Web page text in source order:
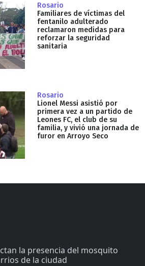
Rosario
Familiares de víctimas del
fentanilo adulterado
reclamaron medidas para
reforzar la seguridad
sanitaria
Rosario
Lionel Messi asistió por
primera vez a un partido de
Leones FC, el club de su
familia, y vivió una jornada de
furor en Arroyo Seco
la presencia del mosquito
de la ciudad